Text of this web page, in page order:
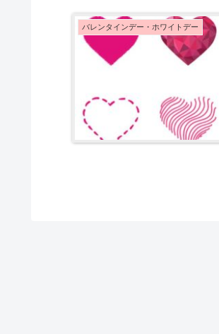
バレンタインデー・ホワイトデー